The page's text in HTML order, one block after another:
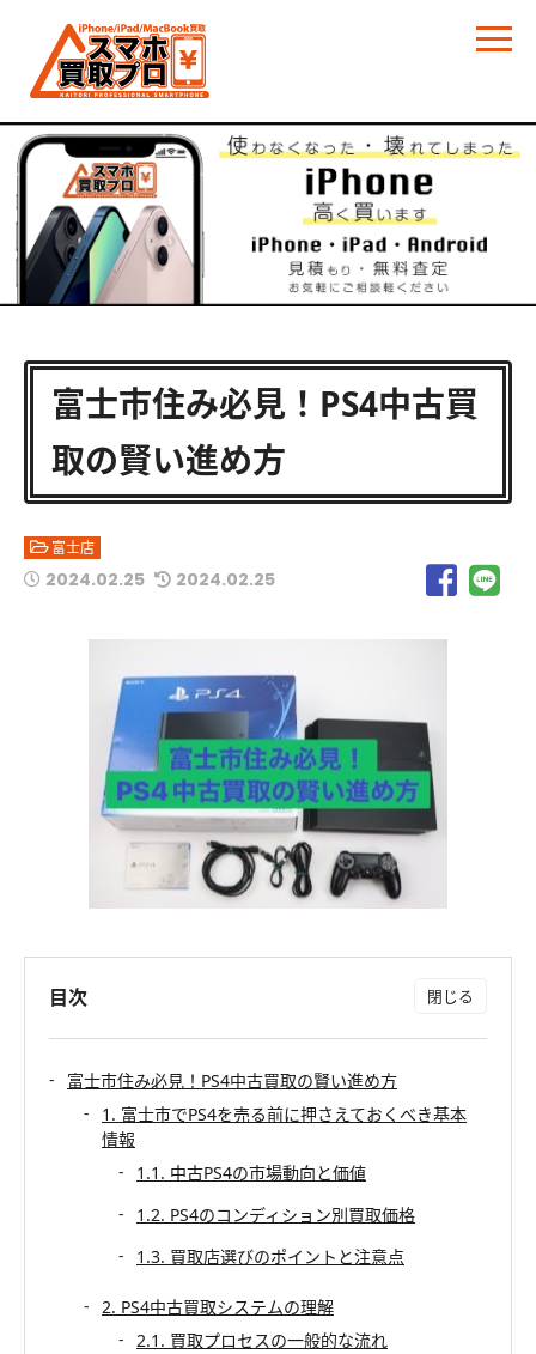
富士市住み必見！PS4中古買
取の賢い進め方
富士店
2024.02.25 2024.02.25
目次
富士市住み必見！PS4中古買取の賢い進め方
1. 富士市でPS4を売る前に押さえておくべき基本
情報
1.1. 中古PS4の市場動向と価値
1.2. PS4のコンディション別買取価格
1.3. 買取店選びのポイントと注意点
2. PS4中古買取システムの理解
2.1. 買取プロセスの一般的な流れ